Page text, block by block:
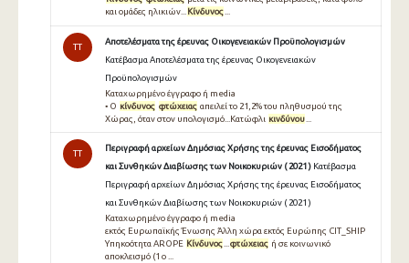
και ομάδες ηλικιών... Κίνδυνος...
TT
Αποτελέσματα της έρευνας Οικογενειακών Προϋπολογισμών
Κατέβασμα Αποτελέσματα της έρευνας Οικογενειακών
Προϋπολογισμών
Καταχωρημένο έγγραφο ή media
• O κίνδυνος φτώχειας απειλεί το 21,2% του πληθυσµού της
Χώρας, όταν στον υπολογισµό...Κατώφλι κινδύνου
TT
Περιγραφή αρχείων Δημόσιας Χρήσης της έρευνας Εισοδήματος
και Συνθηκών Διαβίωσης των Νοικοκυριών ( 2021 ) Κατέβασμα
Περιγραφή αρχείων Δημόσιας Χρήσης της έρευνας Εισοδήματος
και Συνθηκών Διαβίωσης των Νοικοκυριών ( 2021 )
Καταχωρημένο έγγραφο ή media
εκτός Ευρωπαϊκής Ένωσης Άλλη χώρα εκτός Ευρώπης CIT_SHIP
Υπηκοότητα AROPE Κίνδυνος...φτώχειας ή σε κοινωνικό
αποκλεισμό (1 ο ...